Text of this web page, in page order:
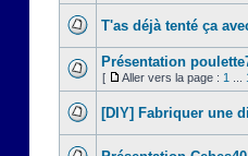
T'as déjà tenté ça
Présentation
[ Aller vers la page : 1
[DIY] Fabriquer une